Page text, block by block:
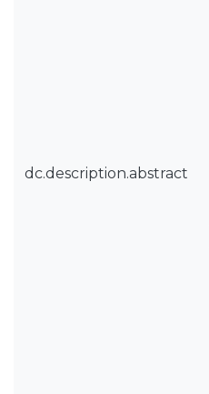
dc.description.abstract